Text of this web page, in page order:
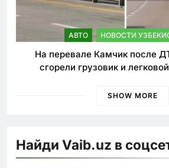
АВТО НОВОСТИ
На перевале Камчик после
сгорели грузовик и
SHOW MORE
Найди Vaib.uz в